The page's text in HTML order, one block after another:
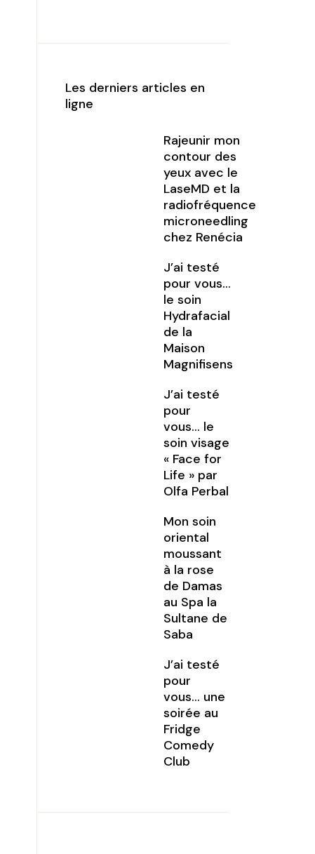
Les derniers articles en
ligne
Rajeunir mon
contour des
yeux avec le
LaseMD et la
radiofréquence
microneedling
chez Renécia
J’ai testé
pour vous…
le soin
Hydrafacial
de la
Maison
Magnifisens
J’ai testé
pour
vous… le
soin visage
« Face for
Life » par
Olfa Perbal
Mon soin
oriental
moussant
à la rose
de Damas
au Spa la
Sultane de
Saba
J’ai testé
pour
vous… une
soirée au
Fridge
Comedy
Club